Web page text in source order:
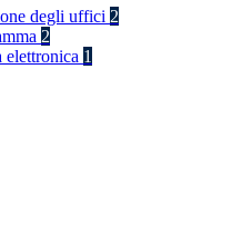
degli uffici 2
2
elettronica 1